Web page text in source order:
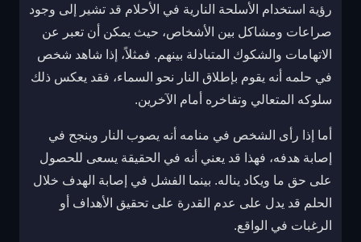
رؤية استخدام الأسلحة النارية في الأحلام قد تشير إلى وجود
صراعات ومشاكل بين الأشخاص، حيث يمكن أن تعبر عن
الاتهامات والشكوك المتبادلة بينهم. فمثلاً، إذا شاهد شخص
في حلمه أنه يقوم بإطلاق النار نحو السماء، فقد يعكس ذلك
سلوكه المتعالي وتفاخره أمام الآخرين.
أما إذا رأى الشخص في منامه أنه يصوب النار وينجح في
إصابة هدفه، فهذا قد يعني أنه في الحقيقة يسعى للحصول
على حق ما ويكاد يناله. بينما الفشل في إصابة الهدف خلال
الحلم قد يدل على عدم القدرة على تحقيق الأهداف أو
الرغبات في الواقع.